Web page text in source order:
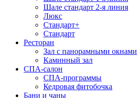
Шале стандарт 2-я линия
Люкс
Стандарт+
Стандарт
Ресторан
Зал с панорамными окнами
Каминный зал
СПА-салон
СПА-программы
Кедровая фитобочка
Бани и чаны